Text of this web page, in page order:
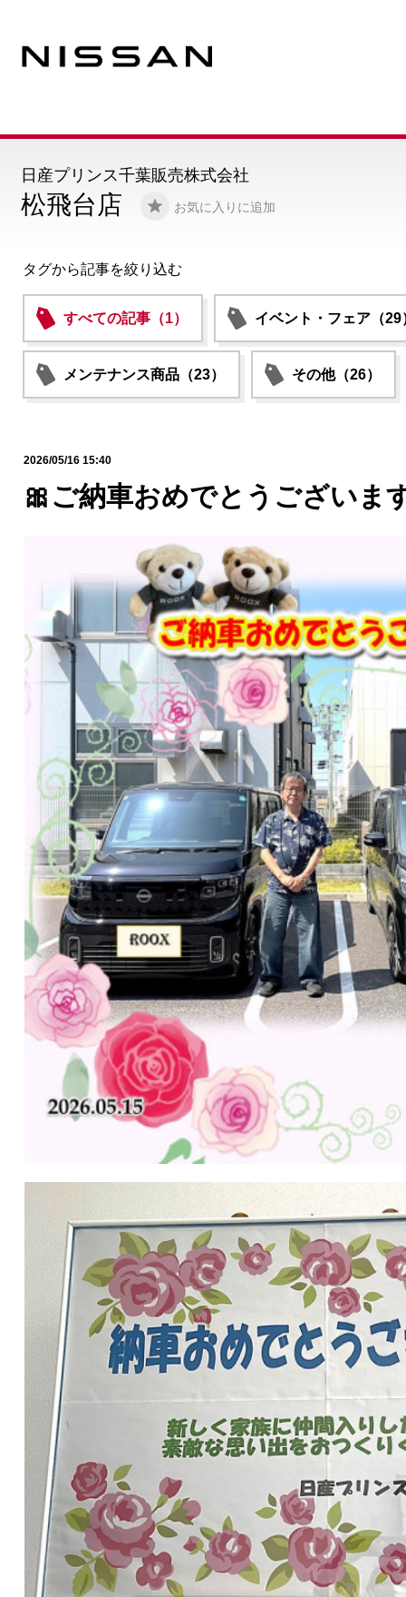
松飛台店 お気に入りに追加
日産プリンス千葉販売株式会社
タグから記事を絞り込む
すべての記事（1） イベント・フェア（29
メンテナンス商品（23） その他（26）
2026/05/16 15:40
🎀ご納車おめでとうございま